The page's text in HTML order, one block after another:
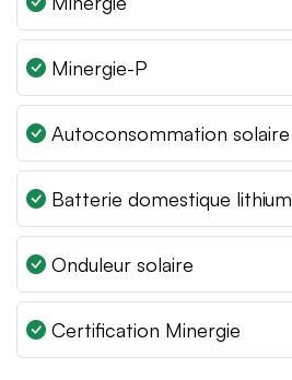
Minergie-P
Autoconsommation solaire
Batterie domestique lithium
Onduleur solaire
Certification Minergie